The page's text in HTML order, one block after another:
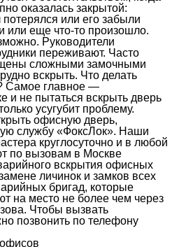
оказалась закрытой:
или его забыли
или еще что-то произошло.
Руководители
переживают. Часто
сложными замочными
вскрыть. Что делать
Самое главное —
и не пытаться вскрыть дверь
усугубит проблему.
офисную дверь,
службу «ФоксЛок». Наши
круглосуточно и в любой
по вызовам в Москве
вскрытия офисных
личинок и замков всех
бригад, которые
на место не более чем через
Чтобы вызвать
позвонить по телефону